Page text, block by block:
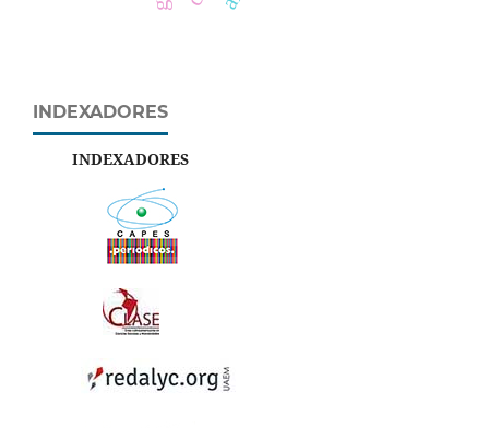
INDEXADORES
INDEXADORES